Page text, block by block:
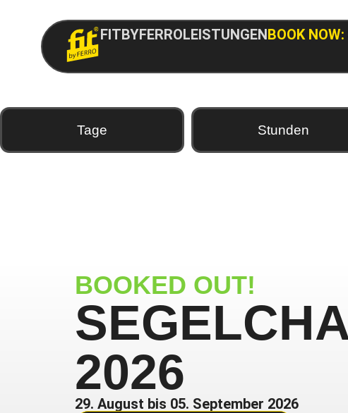
FITBYFERROLEISTUNGENBOOK
Tage Stunden
BOOKED OUT!
2026
29. August bis 05. September 2026